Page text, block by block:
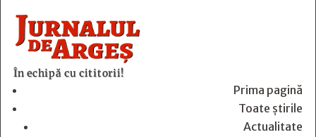
În echipă cu cititorii!
Prima pagină
Toate știrile
Actualitate